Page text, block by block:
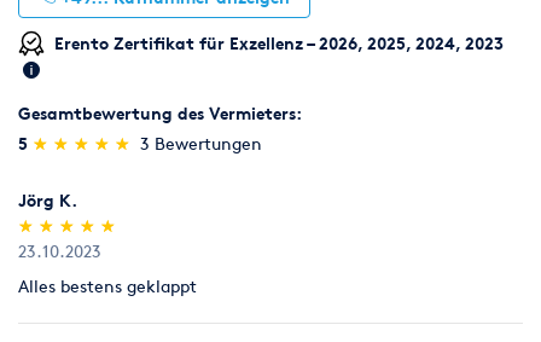
Erento Zertifikat für Exzellenz – 2026, 2025, 2024, 2023
Gesamtbewertung des Vermieters:
5 (*)
★
★
(*) ★
★
(*) ★
★
(*) ★
★
(*) ★
★ 3 Bewertungen
Jörg K.
(*)
★
★
(*) ★
★
(*) ★
★
(*) ★
★
(*) ★
★
23.10.2023
Alles bestens geklappt